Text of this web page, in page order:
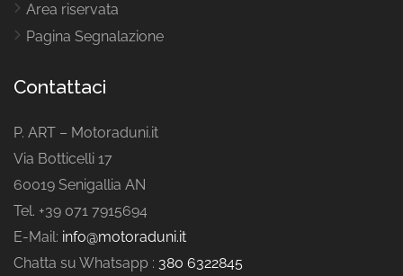
Area riservata
Pagina Segnalazione
Contattaci
P. ART – Motoraduni.it
Via Botticelli 17
60019 Senigallia AN
Tel. +39 071 7915694
E-Mail: info@motoraduni.it
Chatta su Whatsapp : 380 6322845